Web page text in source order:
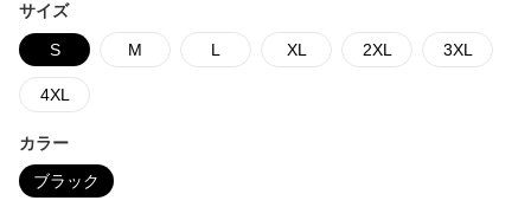
サイズ
S M L XL 2XL 3XL
4XL
カラー
ブラック